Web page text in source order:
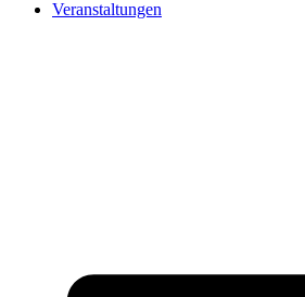
Veranstaltungen